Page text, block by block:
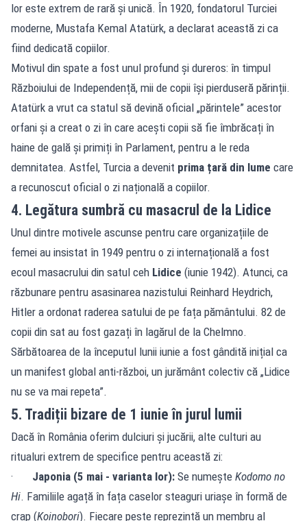
lor este extrem de rară și unică. În 1920, fondatorul Turciei
moderne, Mustafa Kemal Atatürk, a declarat această zi ca
fiind dedicată copiilor.
Motivul din spate a fost unul profund și dureros: în timpul
Războiului de Independență, mii de copii își pierduseră părinții.
Atatürk a vrut ca statul să devină oficial „părintele” acestor
orfani și a creat o zi în care acești copii să fie îmbrăcați în
haine de gală și primiți în Parlament, pentru a le reda
demnitatea. Astfel, Turcia a devenit prima țară din lume care
a recunoscut oficial o zi națională a copiilor.
4. Legătura sumbră cu masacrul de la Lidice
Unul dintre motivele ascunse pentru care organizațiile de
femei au insistat în 1949 pentru o zi internațională a fost
ecoul masacrului din satul ceh Lidice (iunie 1942). Atunci, ca
răzbunare pentru asasinarea nazistului Reinhard Heydrich,
Hitler a ordonat raderea satului de pe fața pământului. 82 de
copii din sat au fost gazați în lagărul de la Chelmno.
Sărbătoarea de la începutul lunii iunie a fost gândită inițial ca
un manifest global anti-război, un jurământ colectiv că „Lidice
nu se va mai repeta”.
5. Tradiții bizare de 1 iunie în jurul lumii
Dacă în România oferim dulciuri și jucării, alte culturi au
ritualuri extrem de specifice pentru această zi:
· Japonia (5 mai - varianta lor): Se numește Kodomo no
Hi. Familiile agață în fața caselor steaguri uriașe în formă de
crap (Koinobori). Fiecare pește reprezintă un membru al